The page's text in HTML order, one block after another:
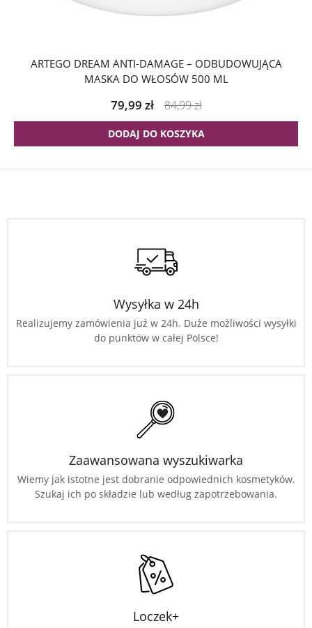
ARTEGO DREAM ANTI-DAMAGE – ODBUDOWUJĄCA
MASKA DO WŁOSÓW 500 ML
79,99 zł 84,99zł
DODAJ DO KOSZYKA
Wysyłka w 24h
Realizujemy zamówienia już w 24h. Duże możliwości wysyłki
do punktów w całej Polsce!
Zaawansowana wyszukiwarka
Wiemy jak istotne jest dobranie odpowiednich kosmetyków.
Szukaj ich po składzie lub według zapotrzebowania.
Loczek+